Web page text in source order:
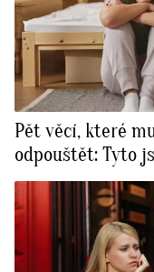
Pět věcí, které
odpouštět: Tyto